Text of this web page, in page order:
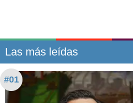
Las más leídas
#01